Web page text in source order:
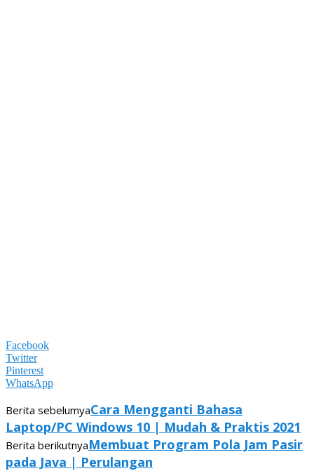
Facebook
Twitter
Pinterest
WhatsApp
Berita sebelumyaCara Mengganti Bahasa
Laptop/PC Windows 10 | Mudah & Praktis 2021
Berita berikutnyaMembuat Program Pola Jam Pasir
pada Java | Perulangan